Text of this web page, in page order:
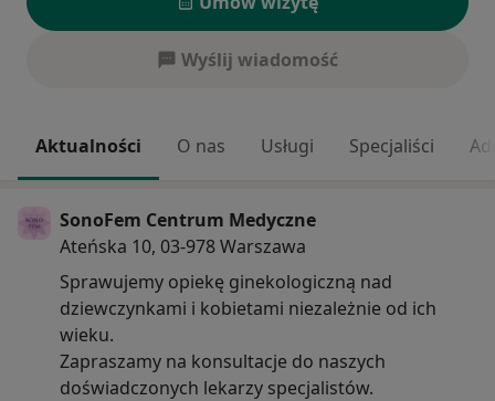
Wyślij wiadomość
Aktualności O nas Usługi Specjaliści
SonoFem Centrum Medyczne
Ateńska 10, 03-978 Warszawa
Sprawujemy opiekę ginekologiczną nad
dziewczynkami i kobietami niezależnie od ich
wieku.
Zapraszamy na konsultacje do naszych
doświadczonych lekarzy specjalistów.